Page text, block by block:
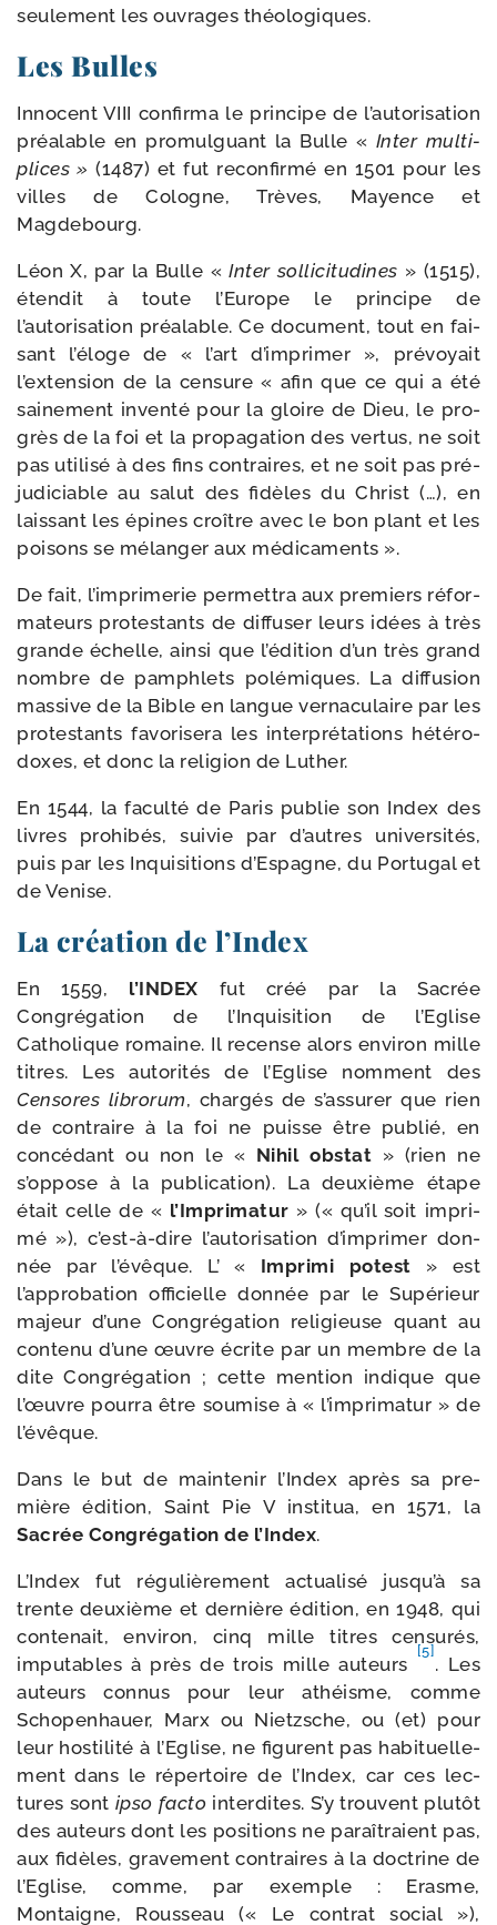
seule­ment les ouvrages théologiques.
Les Bulles
Innocent VIII confir­ma le prin­cipe de l’autorisation
préa­lable en pro­mul­guant la Bulle « Inter mul­ti­
plices » (1487) et fut recon­fir­mé en 1501 pour les
villes de Cologne, Trèves, Mayence et
Magdebourg.
Léon X, par la Bulle «Inter sol­li­ci­tu­dines » (1515),
éten­dit à toute l’Europe le prin­cipe de
l’autorisation préa­lable. Ce docu­ment, tout en fai­
sant l’éloge de « l’art d’imprimer », pré­voyait
l’extension de la cen­sure « afin que ce qui a été
sai­ne­ment inven­té pour la gloire de Dieu, le pro­
grès de la foi et la pro­pa­ga­tion des ver­tus, ne soit
pas uti­li­sé à des fins contraires, et ne soit pas pré­
ju­di­ciable au salut des fidèles du Christ (…), en
lais­sant les épines croître avec le bon plant et les
poi­sons se mélan­ger aux médicaments ».
De fait, l’imprimerie per­met­tra aux pre­miers réfor­
ma­teurs pro­tes­tants de dif­fu­ser leurs idées à très
grande échelle, ain­si que l’édition d’un très grand
nombre de pam­phlets polé­miques. La dif­fu­sion
mas­sive de la Bible en langue ver­na­cu­laire par les
pro­tes­tants favo­ri­se­ra les inter­pré­ta­tions hété­ro­
doxes, et donc la reli­gion de Luther.
En 1544, la facul­té de Paris publie son Index des
livres pro­hi­bés, sui­vie par d’autres uni­ver­si­tés,
puis par les Inquisitions d’Espagne, du Portugal et
de Venise.
La création de l’Index
En 1559, l’INDEX fut créé par la Sacrée
Congrégation de l’Inquisition de l’Eglise
Catholique romaine. Il recense alors envi­ron mille
titres. Les auto­ri­tés de l’Eglise nomment des
Censores libro­rum, char­gés de s’assurer que rien
de contraire à la foi ne puisse être publié, en
concé­dant ou non le « Nihil obs­tat » (rien ne
s’oppose à la publi­ca­tion). La deuxième étape
était celle de « l’Imprimatur » (« qu’il soit impri­
mé »), c’est-à-dire l’autorisation d’imprimer don­
née par l’évêque. L’ « Imprimi potest » est
l’approbation offi­cielle don­née par le Supérieur
majeur d’une Congrégation reli­gieuse quant au
conte­nu d’une œuvre écrite par un membre de la
dite Congrégation ; cette men­tion indique que
l’œuvre pour­ra être sou­mise à « l’imprimatur » de
l’évêque.
Dans le but de main­te­nir l’Index après sa pre­
mière édi­tion, Saint Pie V ins­ti­tua, en 1571, la
Sacrée Congrégation de l’Index.
L’Index fut régu­liè­re­ment actua­li­sé jusqu’à sa
trente deuxième et der­nière édi­tion, en 1948, qui
conte­nait, envi­ron, cinq mille titres cen­su­rés,
impu­tables à près de trois mille auteurs
[5]
. Les
auteurs connus pour leur athéisme, comme
Schopenhauer, Marx ou Nietzsche, ou (et) pour
leur hos­ti­li­té à l’Eglise, ne figurent pas habi­tuel­le­
ment dans le réper­toire de l’Index, car ces lec­
tures sont ipso fac­to inter­dites. S’y trouvent plu­tôt
des auteurs dont les posi­tions ne paraî­traient pas,
aux fidèles, gra­ve­ment contraires à la doc­trine de
l’Eglise, comme, par exemple : Erasme,
Montaigne, Rousseau (« Le contrat social »),